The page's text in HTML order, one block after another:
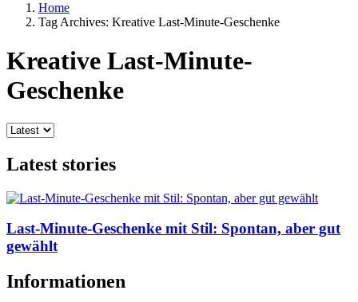
Home
Tag Archives: Kreative Last-Minute-Geschenke
Kreative Last-Minute-
Geschenke
Latest stories
Last-Minute-Geschenke mit Stil: Spontan, aber gut
gewählt
Informationen